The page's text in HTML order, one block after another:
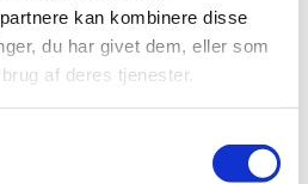
kan kombinere disse
du har givet dem, eller som
af deres tjenester.
CS
er ikke inkluderet i prisen.